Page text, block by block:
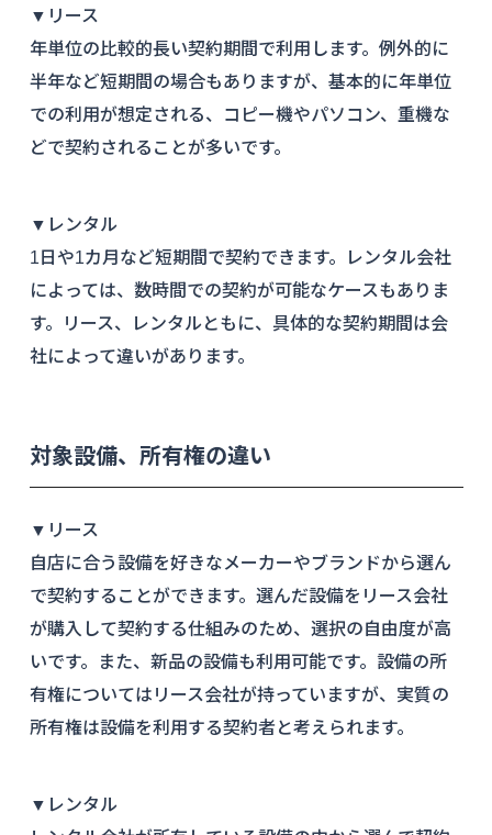
▼リース
年単位の比較的長い契約期間で利用します。例外的に
半年など短期間の場合もありますが、基本的に年単位
での利用が想定される、コピー機やパソコン、重機な
どで契約されることが多いです。
▼レンタル
1日や1カ月など短期間で契約できます。レンタル会社
によっては、数時間での契約が可能なケースもありま
す。リース、レンタルともに、具体的な契約期間は会
社によって違いがあります。
対象設備、所有権の違い
▼リース
自店に合う設備を好きなメーカーやブランドから選ん
で契約することができます。選んだ設備をリース会社
が購入して契約する仕組みのため、選択の自由度が高
いです。また、新品の設備も利用可能です。設備の所
有権についてはリース会社が持っていますが、実質の
所有権は設備を利用する契約者と考えられます。
▼レンタル